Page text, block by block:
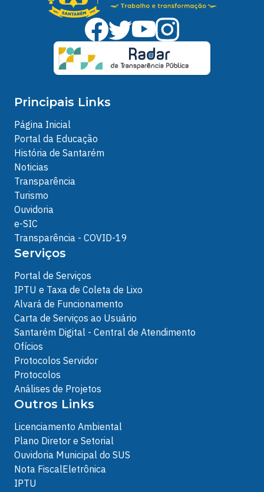
Principais Links
Página Inicial
Portal da Educação
História de Santarém
Noticias
Transparência
Turismo
Ouvidoria
e-SIC
Transparência - COVID-19
Serviços
Portal de Serviços
IPTU e Taxa de Coleta de Lixo
Alvará de Funcionamento
Carta de Serviços ao Usuário
Santarém Digital - Central de Atendimento
Ofícios
Protocolos Servidor
Protocolos
Análises de Projetos
Outros Links
Licenciamento Ambiental
Plano Diretor e Setorial
Ouvidoria Municipal do SUS
Nota FiscalEletrônica
IPTU